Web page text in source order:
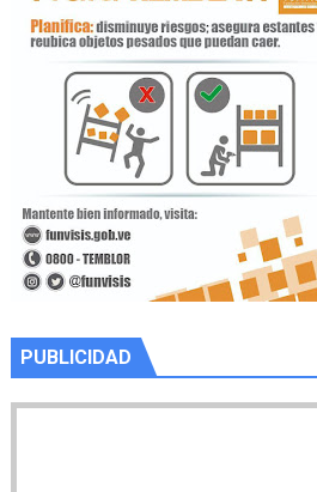
PUBLICIDAD